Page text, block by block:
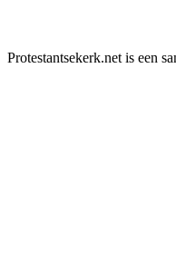
Protestantsekerk.net is een